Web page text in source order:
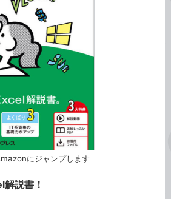
にジャンプします
説書！